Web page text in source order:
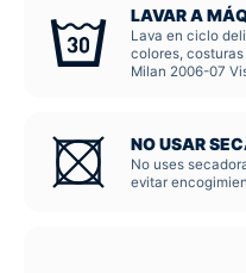
LAVAR A
Lava en ciclo
colores,
Milan 2006-07
NO USAR
No uses
evitar